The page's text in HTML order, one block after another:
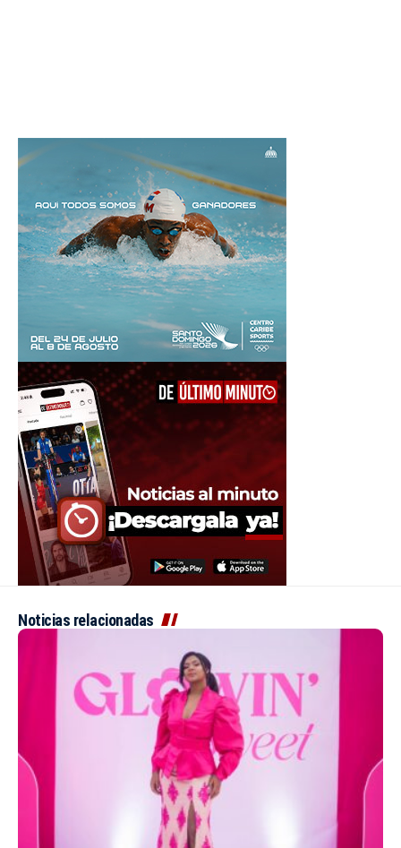
Noticias relacionadas